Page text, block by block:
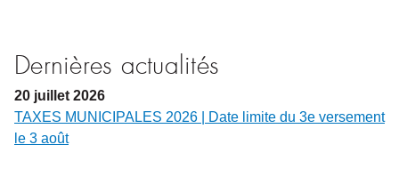
Dernières actualités
20 juillet 2026
TAXES MUNICIPALES 2026 | Date limite du 3e versement
le 3 août